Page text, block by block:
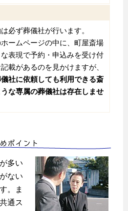
必ず葬儀社が行います。
ームページの中に、町屋斎場
表現で予約・申込みを受け付
載があるのを見かけますが、
社に依頼しても利用できる斎
な専属の葬儀社は存在しませ
ポイント
多い
ない
。ま
通ス